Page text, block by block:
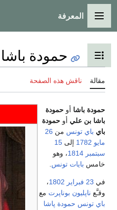
القائمة الرئيسية
المعرفة
تبديل عرض جدول المحتويات
حمودة باشا
مقالة ناقش هذه الصفحة
حمودة باشا أو حمودة
باشا بن علي أو حمودة
باي باي تونس من 26
مايو 1782 إلى 15
سبتمبر 1814، وهو
خامس بايات تونس
في 23 فبراير 1802،
وقـَّع ناپليون بوناپرت مع
باي تونس حمودة پاشا